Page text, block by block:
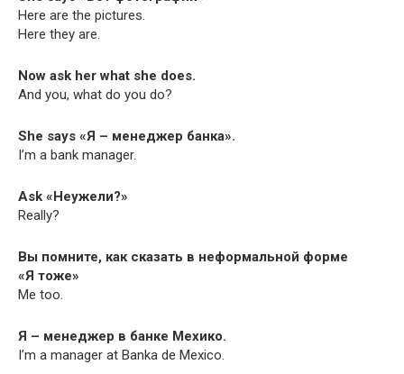
Here are the pictures.
Here they are.
Now ask her what she does.
And you, what do you do?
She says «Я – менеджер банка».
I’m a bank manager.
Ask «Неужели?»
Really?
Вы помните, как сказать в неформальной форме
«Я тоже»
Me too.
Я – менеджер в банке Мехико.
I’m a man­ag­er at Ban­ka de Mexico.